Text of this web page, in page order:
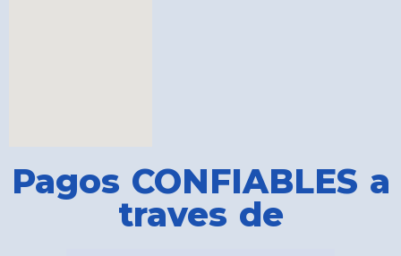
Pagos CONFIABLES a
traves de